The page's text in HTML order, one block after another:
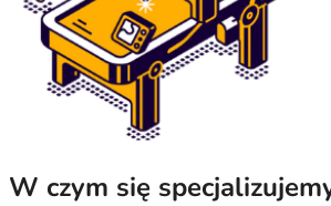
W czym się